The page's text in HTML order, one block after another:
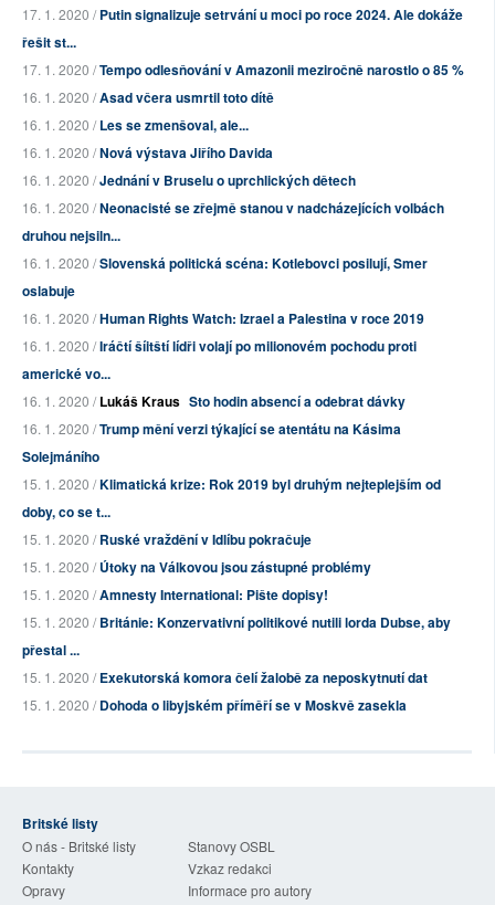
17. 1. 2020 /Putin signalizuje setrvání u moci po roce 2024. Ale dokáže
řešit st...
17. 1. 2020 /Tempo odlesňování v Amazonii meziročně narostlo o 85 %
16. 1. 2020 /Asad včera usmrtil toto dítě
16. 1. 2020 /Les se zmenšoval, ale...
16. 1. 2020 /Nová výstava Jiřího Davida
16. 1. 2020 /Jednání v Bruselu o uprchlických dětech
16. 1. 2020 /Neonacisté se zřejmě stanou v nadcházejících volbách
druhou nejsiln...
16. 1. 2020 /Slovenská politická scéna: Kotlebovci posilují, Smer
oslabuje
16. 1. 2020 /Human Rights Watch: Izrael a Palestina v roce 2019
16. 1. 2020 /Iráčtí šíitští lídři volají po milionovém pochodu proti
americké vo...
16. 1. 2020 /Lukáš Kraus Sto hodin absencí a odebrat dávky
16. 1. 2020 /Trump mění verzi týkající se atentátu na Kásima
Solejmáního
15. 1. 2020 /Klimatická krize: Rok 2019 byl druhým nejteplejším od
doby, co se t...
15. 1. 2020 /Ruské vraždění v Idlíbu pokračuje
15. 1. 2020 /Útoky na Válkovou jsou zástupné problémy
15. 1. 2020 /Amnesty International: Pište dopisy!
15. 1. 2020 /Británie: Konzervativní politikové nutili lorda Dubse, aby
přestal ...
15. 1. 2020 /Exekutorská komora čelí žalobě za neposkytnutí dat
15. 1. 2020 /Dohoda o libyjském příměří se v Moskvě zasekla
Britské listy
O nás - Britské listy
Stanovy OSBL
Kontakty
Vzkaz redakci
Opravy
Informace pro autory